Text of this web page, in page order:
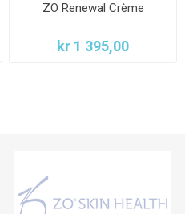
ZO Renewal Crème
kr 1 395,00